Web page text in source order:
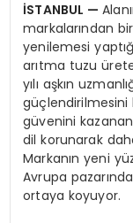
İSTANBUL —
markalarından
yenilemesi
arıtma tuzu
yılı aşkın
güçlendirilmesini
güvenini kazanan
dil korunarak
Markanın yeni
Avrupa
ortaya koyuyor.